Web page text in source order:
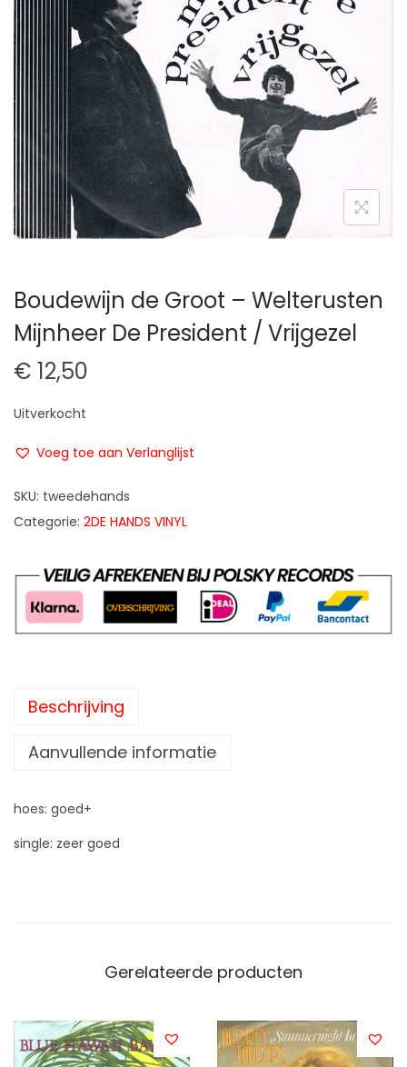
t
i
e
u
d
Boudewijn de Groot – Welterusten
Mijnheer De President / Vrijgezel
€ 12,50
Uitverkocht
Voeg toe aan Verlanglijst
SKU: tweedehands
Categorie: 2DE HANDS VINYL
Beschrijving
Aanvullende informatie
hoes: goed+
single: zeer goed
Gerelateerde producten